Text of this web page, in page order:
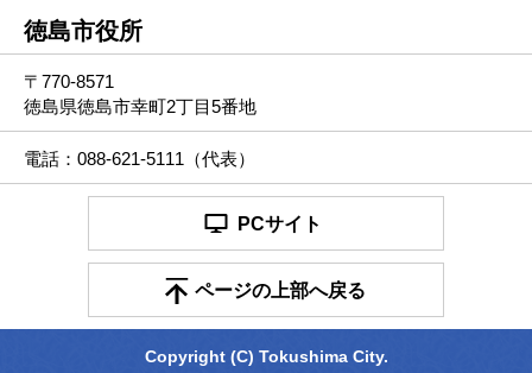
徳島市役所
〒770-8571
徳島県徳島市幸町2丁目5番地
電話：088-621-5111（代表）
PCサイト
ページの上部へ戻る
Copyright (C) Tokushima City.